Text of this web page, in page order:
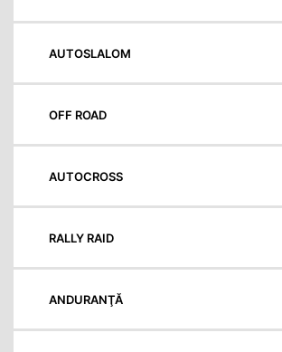
AUTOSLALOM
OFF ROAD
AUTOCROSS
RALLY RAID
ANDURANŢĂ